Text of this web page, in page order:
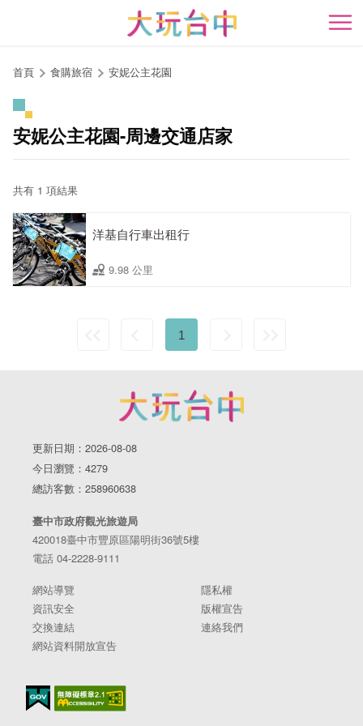
開
首頁 食購旅宿 安妮公主花園
安妮公主花園-周邊交通店家
共有 1 項結果
洋基自行車出租行
9.98 公里
1
更新日期：2026-08-08
今日瀏覽：4279
總訪客數：258960638
臺中市政府觀光旅遊局
420018臺中市豐原區陽明街36號5樓
電話 04-2228-9111
網站導覽
隱私權
資訊安全
版權宣告
交換連結
連絡我們
網站資料開放宣告